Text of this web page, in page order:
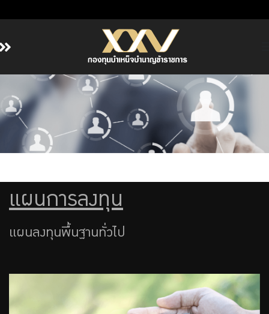
เกี่ยวกับ กบข.
บริการสมาชิก
ลงทุน
รายงานผลการดำเนินงาน
จัดซื้อจัดจ้าง
แผนการลงทุน
แผนลงทุนพื้นฐานทั่วไป